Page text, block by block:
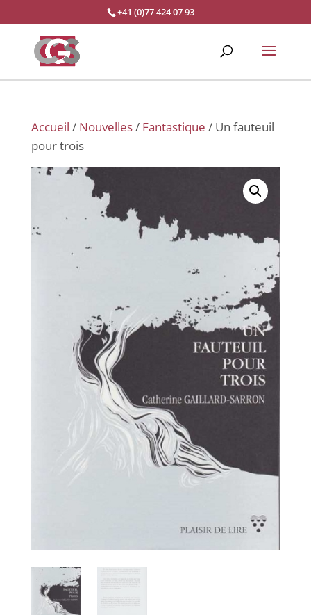
+41 (0)77 424 07 93
Accueil / Nouvelles/ Fantastique / Un fauteuil
pour trois